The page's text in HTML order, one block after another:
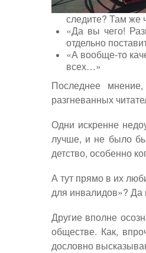
следите? Там же
«Да вы чего!
отдельно
«А вообще-то
всех…»
Последнее
разгневанных
Одни искренне
лучше, и не было
детство, особенно
А тут прямо в их
для инвалидов»? Да
Другие вполне
обществе. Как,
дословно